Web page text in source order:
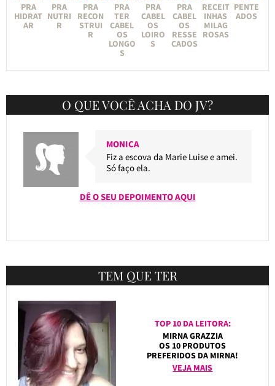
PRA
HIDRAT
AR
PRA
NUTRI
R
PRA
RECON
STRUI
R
PRA
TER
CABEL
OS
LONGO
S
PRA
CABEL
OS
LOIRO
S
PRA
CABEL
OS
RESSE
CADOS
RECEIT
INHAS
MILAG
ROSAS
PENTE
ADOS
O QUE VOCÊ ACHA DO JV?
MONICA
Fiz a escova da Marie Luise e amei.
Só faço ela.
DÊ O SEU DEPOIMENTO AQUI
TEM QUE TER
TOP 10 DA LEITORA:
MIRNA GRAZZIA
OS 10 PRODUTOS
PREFERIDOS DA MIRNA!
VEJA MAIS